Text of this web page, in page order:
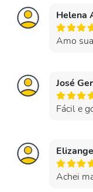
Helena
Amo
José
Fácil e
Achei